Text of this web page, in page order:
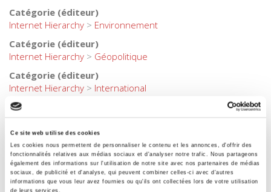
Ce site web utilise des cookies
Les cookies nous permettent de personnaliser le contenu et les annonces, d'offrir des
fonctionnalités relatives aux médias sociaux et d'analyser notre trafic. Nous partageons
également des informations sur l'utilisation de notre site avec nos partenaires de médias
sociaux, de publicité et d'analyse, qui peuvent combiner celles-ci avec d'autres
informations que vous leur avez fournies ou qu'ils ont collectées lors de votre utilisation
de leurs services.
Catégorie (éditeur)
Internet Hierarchy > Environnement
Catégorie (éditeur)
Internet Hierarchy > Géopolitique
Catégorie (éditeur)
Internet Hierarchy > International
BISAC Subject Heading
POL000000 POLITICAL SCIENCE > REF000000 REFERENCE
BIC subject category (UK)
R Earth sciences, geography, environment, planning > H
Humanities > J Society & social sciences
Code publique Onix